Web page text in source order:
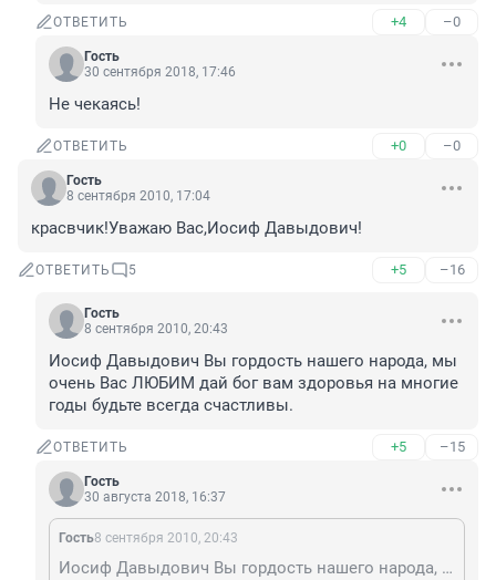
ОТВЕТИТЬ +4 –0
Гость
30 сентября 2018, 17:46
Не чекаясь!
ОТВЕТИТЬ +0 –0
Гость
8 сентября 2010, 17:04
красвчик!Уважаю Вас,Иосиф Давыдович!
ОТВЕТИТЬ 5 +5 –16
Гость
8 сентября 2010, 20:43
Иосиф Давыдович Вы гордость нашего народа, мы
очень Вас ЛЮБИМ дай бог вам здоровья на многие
годы будьте всегда счастливы.
ОТВЕТИТЬ +5 –15
Гость
30 августа 2018, 16:37
Гость8 сентября 2010, 20:43
Иосиф Давыдович Вы гордость нашего народа, мы очень Вас ЛЮБИМ дай бог вам здоровья на многие годы будьте всегда счастливы.